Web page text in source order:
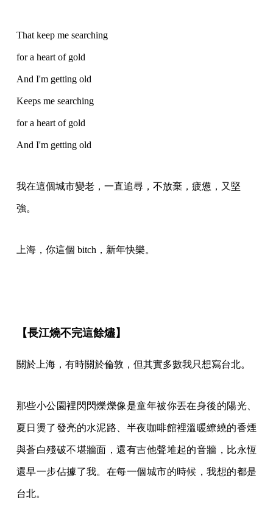
That keep me searching
for a heart of gold
And I'm getting old
Keeps me searching
for a heart of gold
And I'm getting old
我在這個城市變老，一直追尋，不放棄，疲憊，又堅
強。
上海，你這個 bitch，新年快樂。
【長江燒不完這餘燼】
關於上海，有時關於倫敦，但其實多數我只想寫台北。
那些小公園裡閃閃爍爍像是童年被你丟在身後的陽光、
夏日燙了發亮的水泥路、半夜咖啡館裡溫暖繚繞的香煙
與蒼白殘破不堪牆面，還有吉他聲堆起的音牆，比永恆
還早一步佔據了我。在每一個城市的時候，我想的都是
台北。